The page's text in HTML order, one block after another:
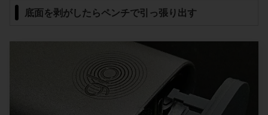
底面を剥がしたらペンチで引っ張り出す